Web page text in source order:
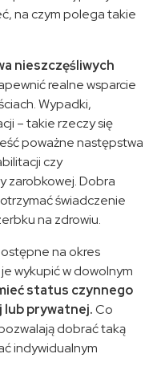
na czym polega takie
nieszczęśliwych
realne wsparcie
Wypadki,
– takie rzeczy się
poważne następstwa
czy
zarobkowej. Dobra
świadczenie
na zdrowiu.
na okres
wykupić w dowolnym
status czynnego
prywatnej.Co
dobrać taką
indywidualnym